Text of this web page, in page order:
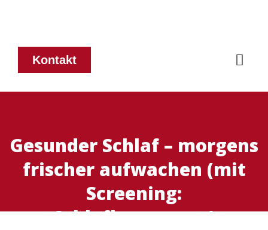
Kontakt
Gesunder Schlaf – morgens
frischer aufwachen (mit
Screening:
Schlafbarometer)